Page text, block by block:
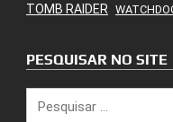
TOMB RAIDER
PESQUISAR NO SITE
por: